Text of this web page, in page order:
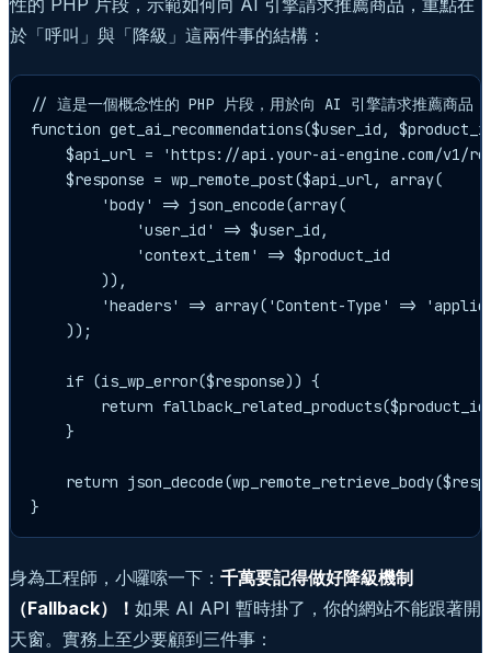
性的 PHP 片段，示範如何向 AI 引擎請求推薦商品，重點在
於「呼叫」與「降級」這兩件事的結構：
// 這是一個概念性的 PHP 片段，用於向 AI 引擎請求推薦商品
function get_ai_recommendations($user_id,
$api_url = 'https://api.your-ai-engine.com/v1/
    $response = wp_remote_post($api_url, array(
        'body' => json_encode(array(
            'user_id' => $user_id,
            'context_item' => $product_id
        )),
'headers' => array('Content-Type' =>
    ));
    if (is_wp_error($response)) {
return
    }
return
}
身為工程師，小囉嗦一下： 千萬要記得做好降級機制
（Fallback）！ 如果 AI API 暫時掛了，你的網站不能跟著開
天窗。實務上至少要顧到三件事：